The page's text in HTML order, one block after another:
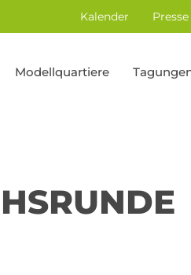
Kalender Presse
Modellquartiere